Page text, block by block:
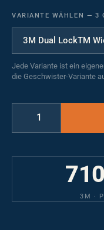
VARIANTE WÄHLEN — 3
Jede Variante ist ein
die Geschwister-Variante
3M ·